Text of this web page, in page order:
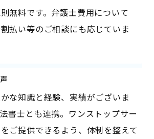
無料です。弁護士費用について
払い等のご相談にも応じていま
な知識と経験、実績がございま
書士とも連携。ワンストップサー
ご提供できるよう、体制を整えて